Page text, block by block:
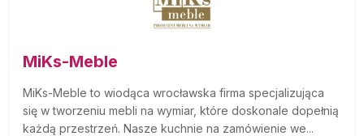
MiKs-Meble
MiKs-Meble to wiodąca wrocławska firma specjalizująca
się w tworzeniu mebli na wymiar, które doskonale dopełnią
każdą przestrzeń. Nasze kuchnie na zamówienie we...